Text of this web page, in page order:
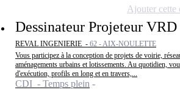
Dessinateur Projeteur
REVAL INGENIERIE - 62 - AIX-NOULETTE
Vous participez à la conception de projets de voirie,
aménagements urbains et lotissements. Au quotidien,
d'exécution, profils en long et en travers,...
CDI - Temps plein
Ajouter cette